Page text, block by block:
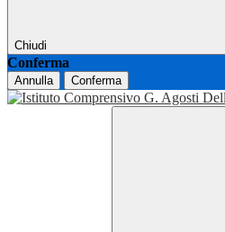
Chiudi
Conferma
Annulla Conferma